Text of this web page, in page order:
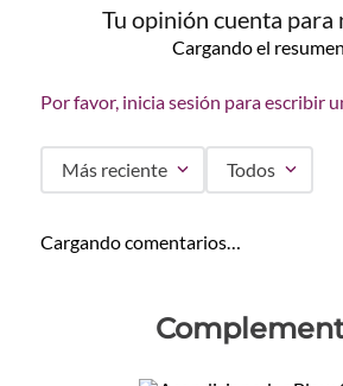
Tu opinión cuenta para
Cargando el
Por favor, inicia sesión para escribir
Más reciente Todos
Cargando comentarios…